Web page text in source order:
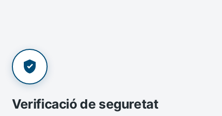
Verificació de seguretat